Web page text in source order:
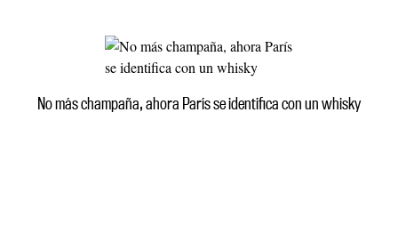
No más champaña, ahora París se identifica con un whisky